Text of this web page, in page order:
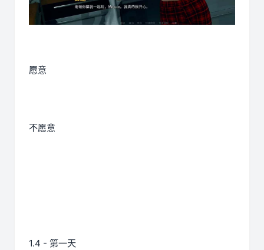
愿意
不愿意
1.4 - 第一天